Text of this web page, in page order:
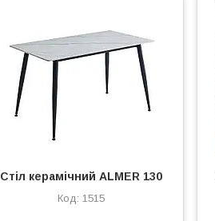
Стіл керамічний ALMER 130
1515